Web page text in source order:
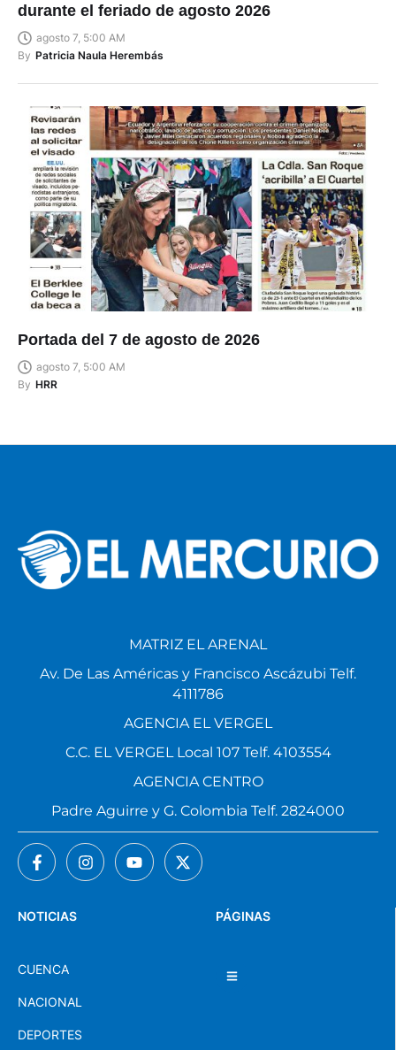
durante el feriado de agosto 2026
agosto 7, 5:00 AM
By Patricia Naula Herembás
Portada del 7 de agosto de 2026
agosto 7, 5:00 AM
By HRR
PÁGINAS
NOTICIAS
CUENCA
NACIONAL
DEPORTES
MATRIZ EL ARENAL
Av. De Las Américas y Francisco Ascázubi Telf.
4111786
AGENCIA EL VERGEL
C.C. EL VERGEL Local 107 Telf. 4103554
AGENCIA CENTRO
Padre Aguirre y G. Colombia Telf. 2824000